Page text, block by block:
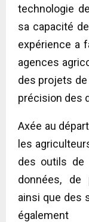
technologie
sa capacité
expérience a
agences
des projets
précision des
Axée au
les
des outils de
données, de
ainsi que des